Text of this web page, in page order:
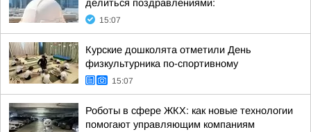
делиться поздравлениями:
15:07
Курские дошколята отметили День
физкультурника по-спортивному
15:07
Роботы в сфере ЖКХ: как новые технологии
помогают управляющим компаниям